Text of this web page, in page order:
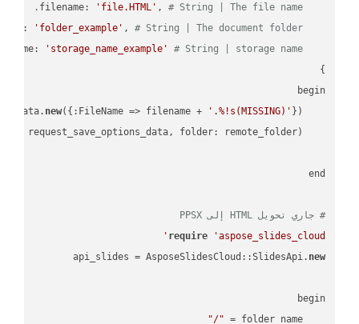
    filename:
'file.HTML' , # String | The file name.
    folder:
'folder_example' , # String | The document folder.
    storage_name:
'storage_name_example'
# String | storage name.
new({:FileName => filename +
'.%!s(MISSING)'
# جاري تحويل HTML إلى PPSX
require
'aspose_slides_cloud'
api_slides = AsposeSlidesCloud::SlidesApi. new
    folder_name =
"/"